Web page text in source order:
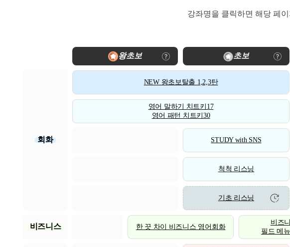
강좌명을 클릭하면 해당 페
왕초보 초보
회화
NEW 왕초보탈출 1,2,3탄
영어 말하기 치트키17
영어 패턴 치트키30
STUDY with SNS
척척 리스닝
기초 리스닝
비즈니스 한 끗 차이 비즈니스 영어회화
비즈
필드 메